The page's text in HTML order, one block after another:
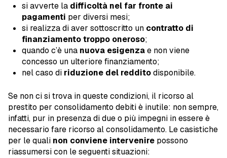
si avverte la difficoltà nel far fronte ai
pagamenti per diversi mesi;
si realizza di aver sottoscritto un contratto di
finanziamento troppo oneroso;
quando c’è una nuova esigenzae non viene
concesso un ulteriore finanziamento;
nel caso di riduzione del redditodisponibile.
Se non ci si trova in queste condizioni, il ricorso al
prestito per consolidamento debiti è inutile: non sempre,
infatti, pur in presenza di due o più impegni in essere è
necessario fare ricorso al consolidamento. Le casistiche
per le quali non conviene intervenire possono
riassumersi con le seguenti situazioni: